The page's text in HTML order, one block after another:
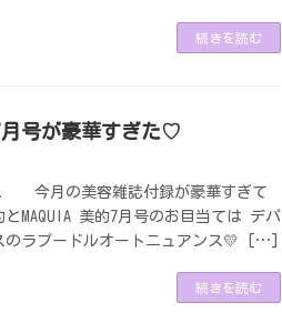
続きを読む
月号が豪華すぎた♡
今月の美容雑誌付録が豪華すぎて
MAQUIA 美的7月号のお目当ては デパ
のラプードルオートニュアンス💛 […]
続きを読む